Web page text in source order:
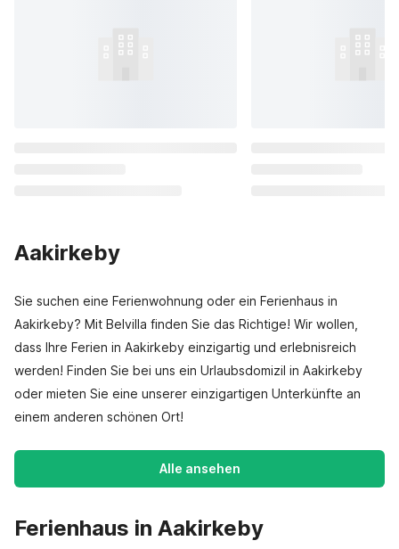
Aakirkeby
Sie suchen eine Ferienwohnung oder ein Ferienhaus in
Aakirkeby? Mit Belvilla finden Sie das Richtige! Wir wollen,
dass Ihre Ferien in Aakirkeby einzigartig und erlebnisreich
werden! Finden Sie bei uns ein Urlaubsdomizil in Aakirkeby
oder mieten Sie eine unserer einzigartigen Unterkünfte an
einem anderen schönen Ort!
Alle ansehen
Ferienhaus in Aakirkeby